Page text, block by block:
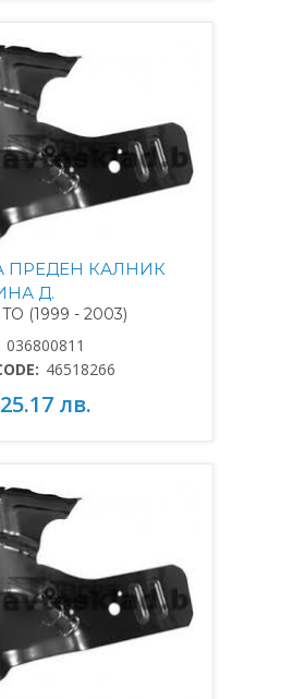
ПРЕДЕН КАЛНИК
Д.
(1999 - 2003)
036800811
46518266
лв.